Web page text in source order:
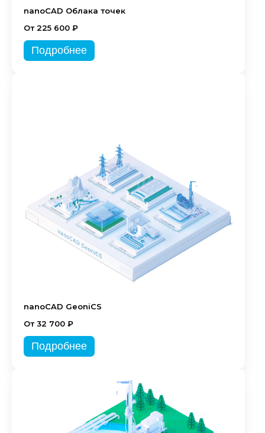
nanoCAD Облака точек
От 225 600 ₽
Подробнее
nanoCAD GeoniCS
От 32 700 ₽
Подробнее